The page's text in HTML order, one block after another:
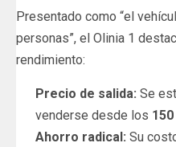
Presentado como “el
personas”, el Olinia 1
rendimiento:
Precio de salida: Se
venderse desde los
Ahorro radical: Su